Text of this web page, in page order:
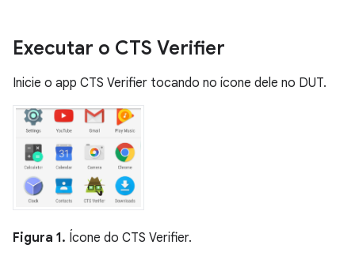
Executar o CTS Verifier
Inicie o app CTS Verifier tocando no ícone dele no DUT.
Figura 1. Ícone do CTS Verifier.